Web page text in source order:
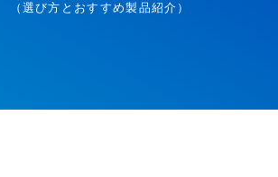
（選び方とおすすめ製品紹介）